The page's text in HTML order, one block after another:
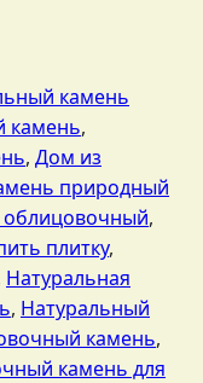
камень
камень,
, Дом из
природный
,
плитку,
Натуральная
, Натуральный
камень,
камень для